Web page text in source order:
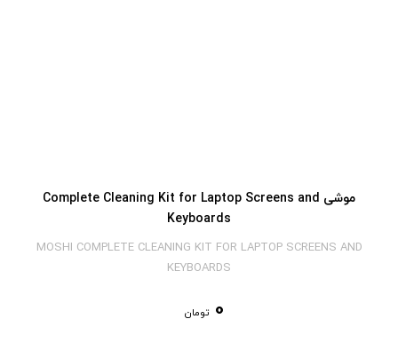
موشی Complete Cleaning Kit for Laptop Screens and
Keyboards
MOSHI COMPLETE CLEANING KIT FOR LAPTOP SCREENS AND
KEYBOARDS
0 تومان